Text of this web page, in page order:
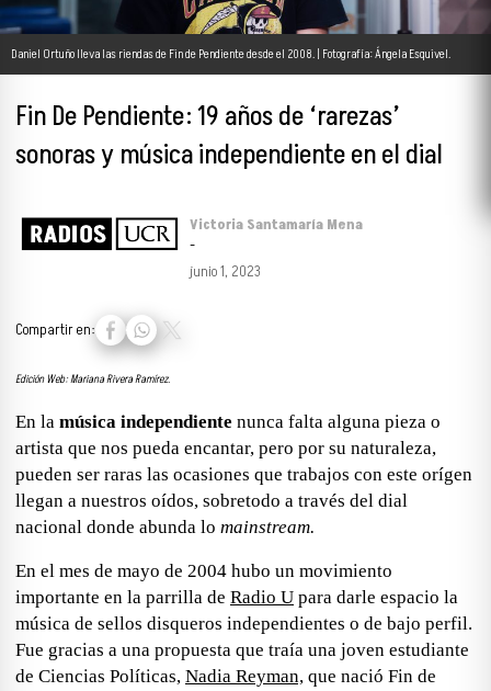
Daniel Ortuño lleva las riendas de Fin de Pendiente desde el 2008. | Fotografía: Ángela Esquivel.
Fin De Pendiente: 19 años de ‘rarezas’
sonoras y música independiente en el dial
Victoria Santamaría Mena
-
junio 1, 2023
Compartir en:
Edición Web: Mariana Rivera Ramírez.
En la música independiente nunca falta alguna pieza o
artista que nos pueda encantar, pero por su naturaleza,
pueden ser raras las ocasiones que trabajos con este orígen
llegan a nuestros oídos, sobretodo a través del dial
nacional donde abunda lo mainstream.
En el mes de mayo de 2004 hubo un movimiento
importante en la parrilla de Radio U para darle espacio la
música de sellos disqueros independientes o de bajo perfil.
Fue gracias a una propuesta que traía una joven estudiante
de Ciencias Políticas, Nadia Reyman, que nació Fin de